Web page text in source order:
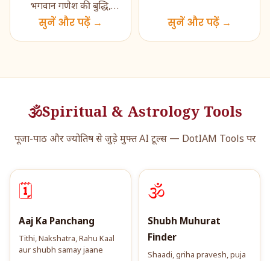
भगवान गणेश की बुद्धि,
आरम्भक‑शक्ति और
सुनें और पढ़ें →
नामों का पवित्र संकलन प्रस...
सुनें और पढ़ें →
🕉️Spiritual & Astrology Tools
पूजा-पाठ और ज्योतिष से जुड़े मुफ्त AI टूल्स — DotIAM Tools पर
🗓️
Aaj Ka Panchang
Tithi, Nakshatra, Rahu Kaal
aur shubh samay jaane
🕉️
Shubh Muhurat
Finder
Shaadi, griha pravesh, puja